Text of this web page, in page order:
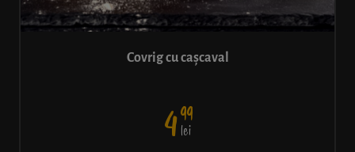
Covrig cu cașcaval
499
lei